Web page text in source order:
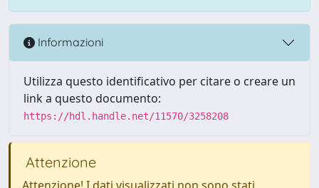
Informazioni
Utilizza questo identificativo per citare o creare un
link a questo documento:
https://hdl.handle.net/11570/3258208
Attenzione